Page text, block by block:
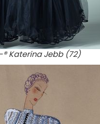
® Katerina Jebb (72)